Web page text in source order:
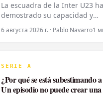
La escuadra de la Inter U23 ha
demostrado su capacidad y
determinación al superar al
un contundente marcador de
inminente inicio de la
Serie C 2026-2027. El partido
6 августа 2026 г. · Pablo Navarro1
SERIE A
¿Por qué se está subestimando
Un episodio no puede crear